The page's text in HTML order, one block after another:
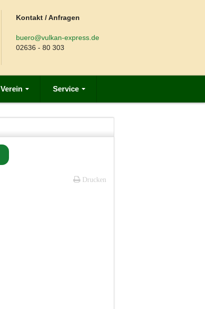
Kontakt / Anfragen
buero@vulkan-express.de
02636 - 80 303
Verein Service
Drucken